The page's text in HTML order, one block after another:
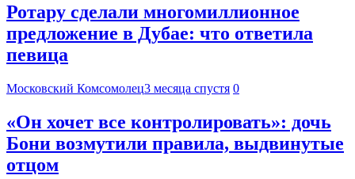
Ротару сделали многомиллионное
предложение в Дубае: что ответила
певица
Московский Комсомолец3 месяца спустя 0
«Он хочет все контролировать»: дочь
Бони возмутили правила, выдвинутые
отцом